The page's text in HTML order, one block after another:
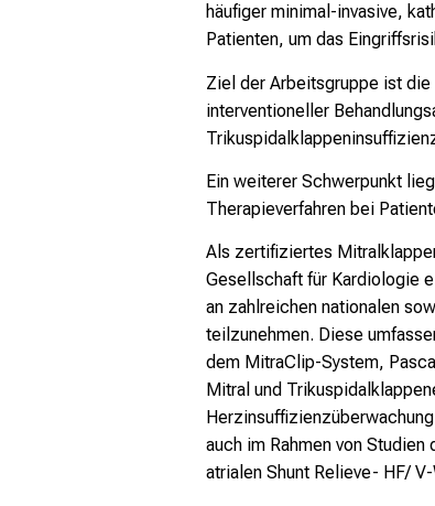
häufiger minimal-invasive,
Patienten, um das
Ziel der Arbeitsgruppe ist
interventioneller
Ein weiterer Schwerpunkt
Therapieverfahren bei
Als zertifiziertes
Gesellschaft für Kardiologie
an zahlreichen nationalen
teilzunehmen. Diese
dem MitraClip-System,
Mitral und
auch im Rahmen von Studien
atrialen Shunt Relieve- HF/